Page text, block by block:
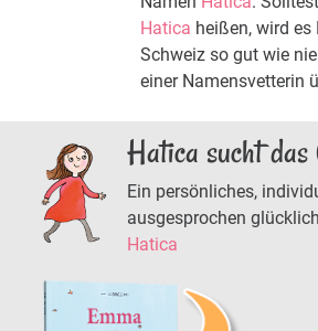
Hatica heißen, wird es
Schweiz so gut wie
einer Namensvetterin
Hatica sucht das
Ein persönliches,
ausgesprochen
Hatica